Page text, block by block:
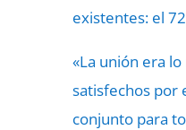
existentes: el
«La unión era
satisfechos por
conjunto para